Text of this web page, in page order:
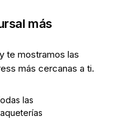
más
te mostramos las
más cercanas a ti.
las